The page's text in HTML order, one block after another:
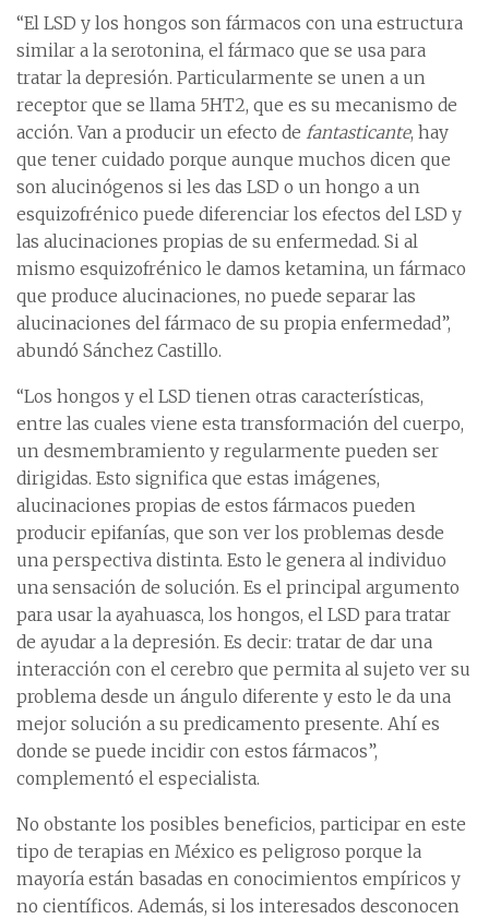
“El LSD y los hongos son fármacos con una estructura
similar a la serotonina, el fármaco que se usa para
tratar la depresión. Particularmente se unen a un
receptor que se llama 5HT2, que es su mecanismo de
acción. Van a producir un efecto de fantasticante, hay
que tener cuidado porque aunque muchos dicen que
son alucinógenos si les das LSD o un hongo a un
esquizofrénico puede diferenciar los efectos del LSD y
las alucinaciones propias de su enfermedad. Si al
mismo esquizofrénico le damos ketamina, un fármaco
que produce alucinaciones, no puede separar las
alucinaciones del fármaco de su propia enfermedad”,
abundó Sánchez Castillo.
“Los hongos y el LSD tienen otras características,
entre las cuales viene esta transformación del cuerpo,
un desmembramiento y regularmente pueden ser
dirigidas. Esto significa que estas imágenes,
alucinaciones propias de estos fármacos pueden
producir epifanías, que son ver los problemas desde
una perspectiva distinta. Esto le genera al individuo
una sensación de solución. Es el principal argumento
para usar la ayahuasca, los hongos, el LSD para tratar
de ayudar a la depresión. Es decir: tratar de dar una
interacción con el cerebro que permita al sujeto ver su
problema desde un ángulo diferente y esto le da una
mejor solución a su predicamento presente. Ahí es
donde se puede incidir con estos fármacos”,
complementó el especialista.
No obstante los posibles beneficios, participar en este
tipo de terapias en México es peligroso porque la
mayoría están basadas en conocimientos empíricos y
no científicos. Además, si los interesados desconocen